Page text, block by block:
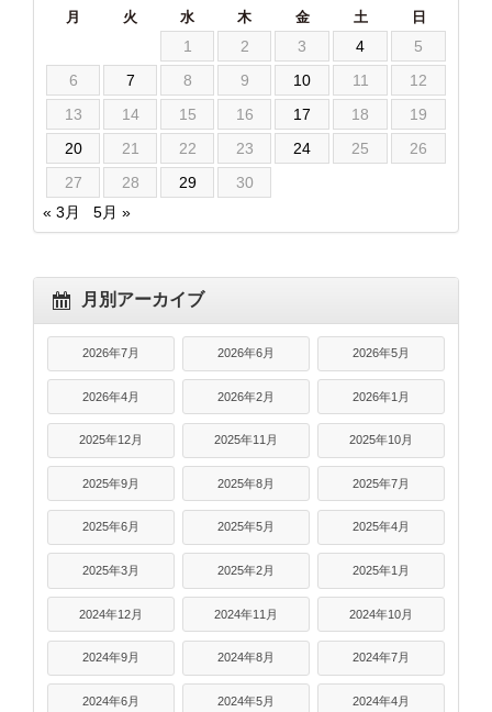
月 火 水 木 金 土 日
1 2 3 4
5
6
7 8 9 10 11
12
13
14 15 16 17 18
19
20
21 22 23 24 25
26
27
28 29
30
« 3月
5月 »
月別アーカイブ
2026年7月 2026年6月 2026年5月
2026年4月 2026年2月 2026年1月
2025年12月 2025年11月 2025年10月
2025年9月 2025年8月 2025年7月
2025年6月 2025年5月 2025年4月
2025年3月 2025年2月 2025年1月
2024年12月 2024年11月 2024年10月
2024年9月 2024年8月 2024年7月
2024年6月 2024年5月 2024年4月